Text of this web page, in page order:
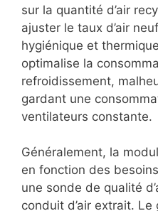
sur la quantité d’air
ajuster le taux d’air
hygiénique et
optimalise la
refroidissement,
gardant une
ventilateurs constante.
Généralement, la
en fonction des
une sonde de qualité
conduit d’air extrait. Le